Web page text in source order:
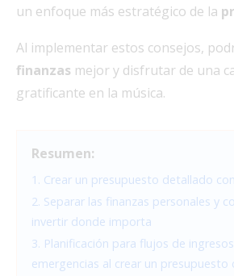
un enfoque más estratégico de la
Al implementar estos consejos,
finanzas mejor y disfrutar de una
gratificante en la música.
Resumen:
1. Crear un presupuesto detallado
2. Separar las finanzas personales y
invertir donde importa
3. Planificación para flujos de
emergencias al crear un presupuesto